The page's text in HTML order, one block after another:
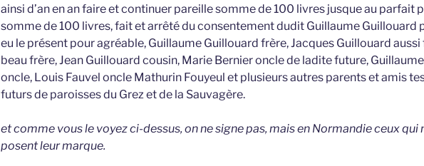
ainsi d’an en an faire et continuer pareille somme de 100 livres jusque au parfait
somme de 100 livres, fait et arrêté du consentement dudit Guillaume Guillouard
eu le présent pour agréable, Guillaume Guillouard frère, Jacques Guillouard
beau frère, Jean Guillouard cousin, Marie Bernier oncle de ladite future,
oncle, Louis Fauvel oncle Mathurin Fouyeul et plusieurs autres parents et amis
futurs de paroisses du Grez et de la Sauvagère.
et comme vous le voyez ci-dessus, on ne signe pas, mais en Normandie ceux qui
posent leur marque.